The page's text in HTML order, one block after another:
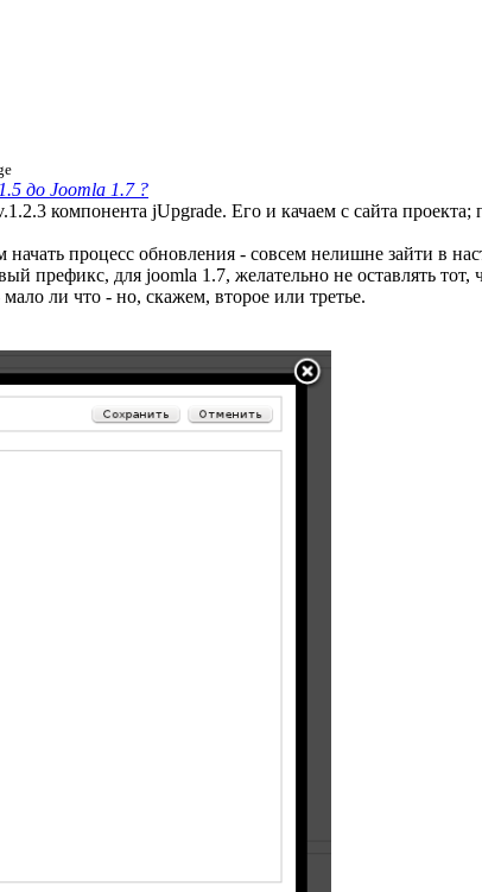
до Joomla 1.7 ?
компонента jUpgrade. Его и качаем с сайта проекта;
процесс обновления - совсем нелишне зайти в
префикс, для joomla 1.7, желательно не оставлять
ли что - но, скажем, второе или третье.